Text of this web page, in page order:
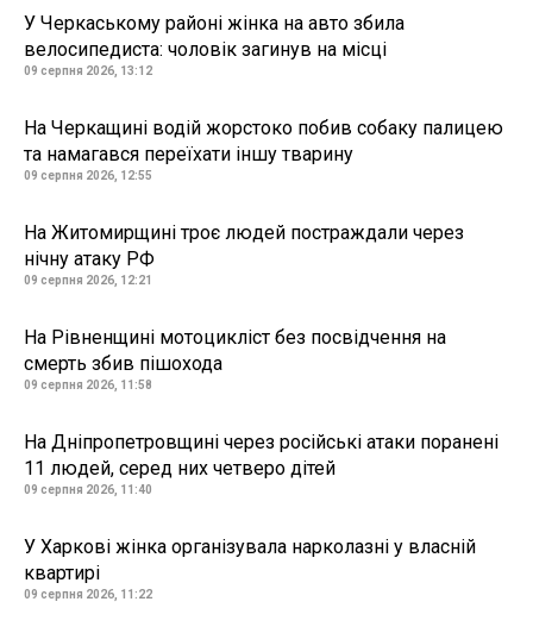
У Черкаському районі жінка на авто збила
велосипедиста: чоловік загинув на місці
09 серпня 2026, 13:12
На Черкащині водій жорстоко побив собаку палицею
та намагався переїхати іншу тварину
09 серпня 2026, 12:55
На Житомирщині троє людей постраждали через
нічну атаку РФ
09 серпня 2026, 12:21
На Рівненщині мотоцикліст без посвідчення на
смерть збив пішохода
09 серпня 2026, 11:58
На Дніпропетровщині через російські атаки поранені
11 людей, серед них четверо дітей
09 серпня 2026, 11:40
У Харкові жінка організувала нарколазні у власній
квартирі
09 серпня 2026, 11:22